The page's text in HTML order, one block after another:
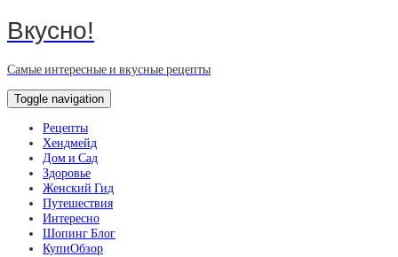
Вкусно!
Самые интересные и вкусные рецепты
Toggle navigation
Рецепты
Хендмейд
Дом и Сад
Здоровье
Женский Гид
Путешествия
Интересно
Шопинг Блог
КупиОбзор